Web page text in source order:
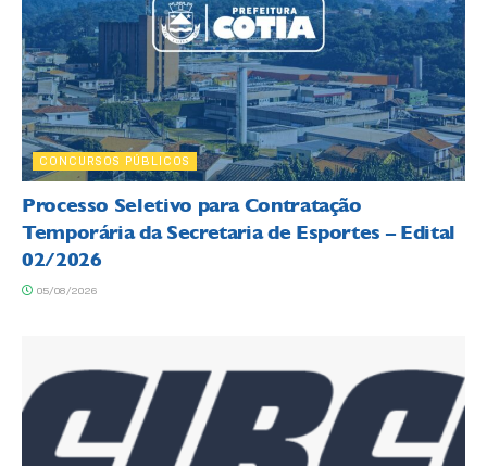
CONCURSOS PÚBLICOS
Processo Seletivo para Contratação
Temporária da Secretaria de Esportes – Edital
02/2026
05/08/2026